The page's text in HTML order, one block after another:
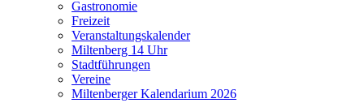
Gastronomie
Freizeit
Veranstaltungskalender
Miltenberg 14 Uhr
Stadtführungen
Vereine
Miltenberger Kalendarium 2026